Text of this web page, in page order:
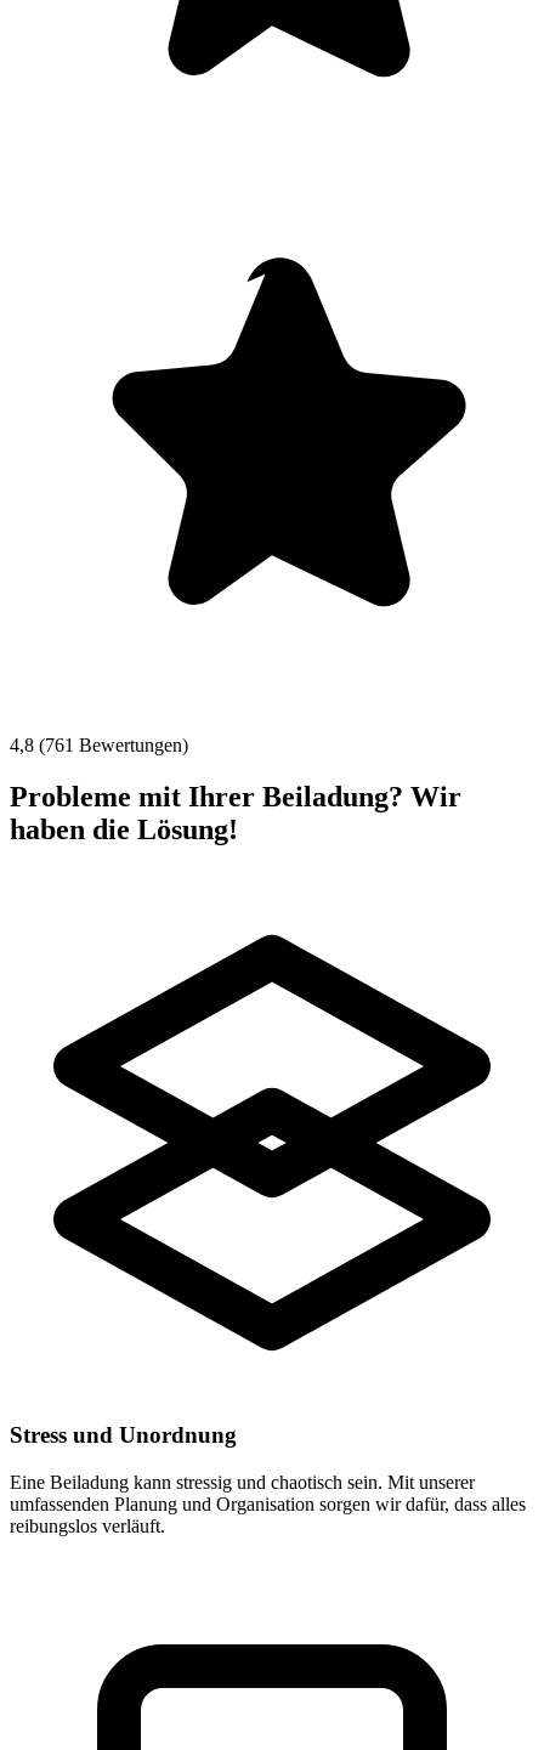
4,8 (761 Bewertungen)
Probleme mit Ihrer Beiladung? Wir
haben die Lösung!
Stress und Unordnung
Eine Beiladung kann stressig und chaotisch sein. Mit unserer
umfassenden Planung und Organisation sorgen wir dafür, dass alles
reibungslos verläuft.